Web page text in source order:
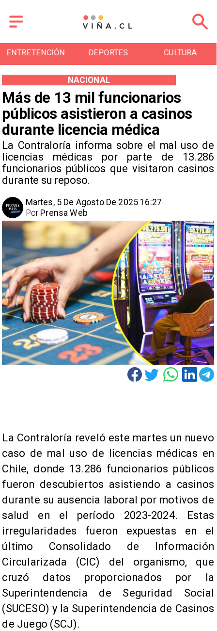
ENTRETENCIÓN DEPORTES CULTURA
Más de 13 mil funcionarios
públicos asistieron a casinos
durante licencia médica
La Contraloría informa sobre el mal uso de
licencias médicas por parte de 13.286
funcionarios públicos que visitaron casinos
durante su reposo.
NACIONAL
Martes, 5 De Agosto De 2025 16:27
Prensa Web
Por
La Contraloría reveló este martes un nuevo
caso de mal uso de licencias médicas en
Chile, donde 13.286 funcionarios públicos
fueron descubiertos asistiendo a casinos
durante su ausencia laboral por motivos de
salud en el período 2023-2024. Estas
irregularidades fueron expuestas en el
último Consolidado de Información
Circularizada (CIC) del organismo, que
cruzó datos proporcionados por la
Superintendencia de Seguridad Social
(SUCESO) y la Superintendencia de Casinos
de Juego (SCJ).